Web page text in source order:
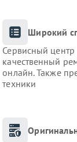
Широкий
Сервисный центр
качественный
онлайн. Также
техники